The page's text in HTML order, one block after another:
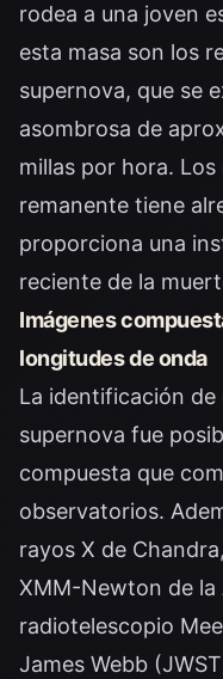
rodea a una joven
esta masa son los
supernova, que se
asombrosa de
millas por hora.
remanente tiene
proporciona una
reciente de la
Imágenes
longitudes de onda
La identificación
supernova fue
compuesta que
observatorios.
rayos X de
XMM-Newton de la
radiotelescopio
James Webb